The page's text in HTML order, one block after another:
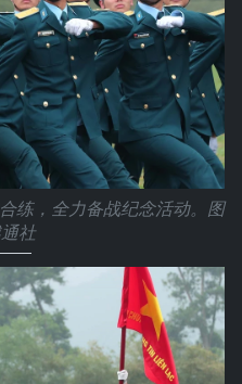
练，全力备战纪念活动。图
社